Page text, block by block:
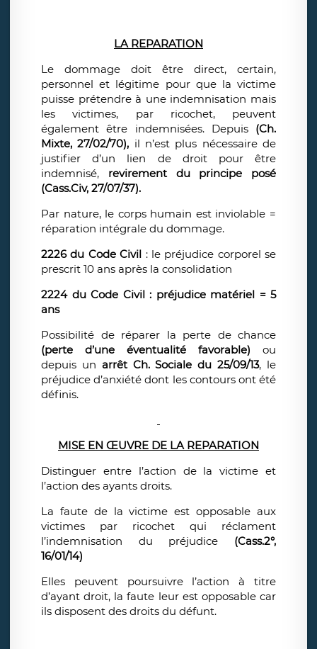
LA REPARATION
Le dommage doit être direct, certain,
personnel et légitime pour que la victime
puisse prétendre à une indemnisation mais
les victimes, par ricochet, peuvent
également être indemnisées. Depuis (Ch.
Mixte, 27/02/70), il n’est plus nécessaire de
justifier d’un lien de droit pour être
indemnisé, revirement du principe posé
(Cass.Civ, 27/07/37).
Par nature, le corps humain est inviolable =
réparation intégrale du dommage.
2226 du Code Civil : le préjudice corporel se
prescrit 10 ans après la consolidation
2224 du Code Civil : préjudice matériel = 5
ans
Possibilité de réparer la perte de chance
(perte d’une éventualité favorable) ou
depuis un arrêt Ch. Sociale du 25/09/13, le
préjudice d’anxiété dont les contours ont été
définis.
MISE EN ŒUVRE DE LA REPARATION
Distinguer entre l’action de la victime et
l’action des ayants droits.
La faute de la victime est opposable aux
victimes par ricochet qui réclament
l’indemnisation du préjudice (Cass.2°,
16/01/14)
Elles peuvent poursuivre l’action à titre
d’ayant droit, la faute leur est opposable car
ils disposent des droits du défunt.